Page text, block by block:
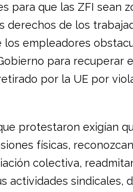
para que las ZFI sean
derechos de los
los empleadores
para recuperar
por la UE por
protestaron exigían
físicas,
colectiva,
actividades sindicales,